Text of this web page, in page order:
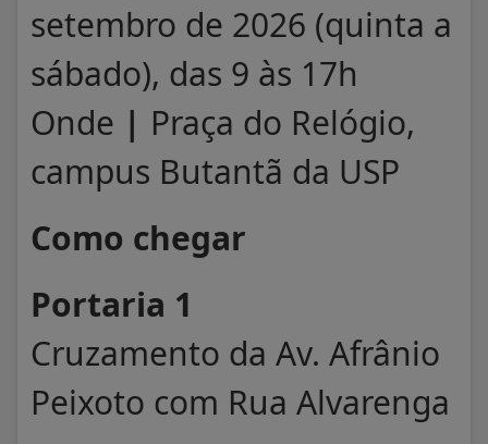
setembro de 2026 (quinta a
sábado), das 9 às 17h
Onde | Praça do Relógio,
campus Butantã da USP
Como chegar
Portaria 1
Cruzamento da Av. Afrânio
Peixoto com Rua Alvarenga